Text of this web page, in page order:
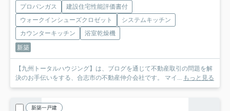
プロパンガス
建設住宅性能評価書付
ウォークインシューズクロゼット
システムキッチン
カウンターキッチン
浴室乾燥機
新築
【九州トータルハウジング】は、ブログを通じて不動産取引の問題を解
決のお手伝いをする、合志市の不動産仲介会社です。 マイ... もっと見る
新築一戸建